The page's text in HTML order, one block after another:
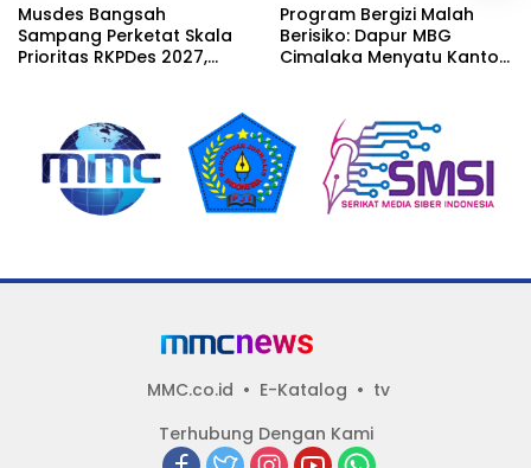
Musdes Bangsah
Sampang Perketat Skala
Prioritas RKPDes 2027,
pada pemerataan yang
seragam
Program Bergizi Malah
Berisiko: Dapur MBG
Cimalaka Menyatu Kantor
MMC.co.id E-Katalog
tv
Terhubung Dengan Kami